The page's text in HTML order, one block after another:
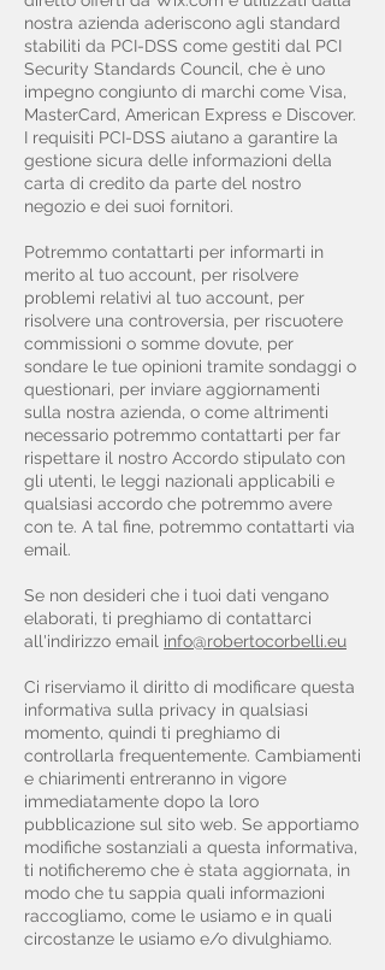
nostra azienda aderiscono agli standard
stabiliti da PCI-DSS come gestiti dal PCI
Security Standards Council, che è uno
impegno congiunto di marchi come Visa,
MasterCard, American Express e Discover.
I requisiti PCI-DSS aiutano a garantire la
gestione sicura delle informazioni della
carta di credito da parte del nostro
negozio e dei suoi fornitori.
Potremmo contattarti per informarti in
merito al tuo account, per risolvere
problemi relativi al tuo account, per
risolvere una controversia, per riscuotere
commissioni o somme dovute, per
sondare le tue opinioni tramite sondaggi o
questionari, per inviare aggiornamenti
sulla nostra azienda, o come altrimenti
necessario potremmo contattarti per far
rispettare il nostro Accordo stipulato con
gli utenti, le leggi nazionali applicabili e
qualsiasi accordo che potremmo avere
con te. A tal fine, potremmo contattarti via
email.
Se non desideri che i tuoi dati vengano
elaborati, ti preghiamo di contattarci
all'indirizzo email info@robertocorbelli.eu
Ci riserviamo il diritto di modificare questa
informativa sulla privacy in qualsiasi
momento, quindi ti preghiamo di
controllarla frequentemente. Cambiamenti
e chiarimenti entreranno in vigore
immediatamente dopo la loro
pubblicazione sul sito web. Se apportiamo
modifiche sostanziali a questa informativa,
ti notificheremo che è stata aggiornata, in
modo che tu sappia quali informazioni
raccogliamo, come le usiamo e in quali
circostanze le usiamo e/o divulghiamo.